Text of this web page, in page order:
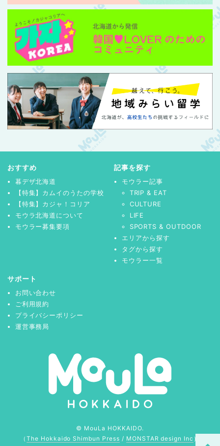
おすすめ
暮デザ北海道
【特集】カムイのうたの学校
【特集】カジャ！コリア
モウラ北海道について
モウラー募集要項
記事を探す
モウラー記事
TRIP & EAT
CULTURE
LIFE
SPORTS & OUTDOOR
エリアから探す
タグから探す
モウラー一覧
サポート
お問い合わせ
ご利用規約
プライバシーポリシー
運営事務局
© MouLa HOKKAIDO.
（ The Hokkaido Shimbun Press / MONSTAR design Inc ）